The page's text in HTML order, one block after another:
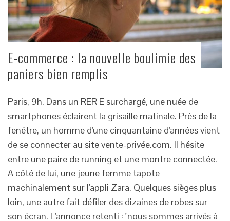
E-commerce : la nouvelle boulimie des
paniers bien remplis
Paris, 9h. Dans un RER E surchargé, une nuée de
smartphones éclairent la grisaille matinale. Près de la
fenêtre, un homme d'une cinquantaine d'années vient
de se connecter au site vente-privée.com. Il hésite
entre une paire de running et une montre connectée.
A côté de lui, une jeune femme tapote
machinalement sur l'appli Zara. Quelques sièges plus
loin, une autre fait défiler des dizaines de robes sur
son écran. L'annonce retenti : "nous sommes arrivés à